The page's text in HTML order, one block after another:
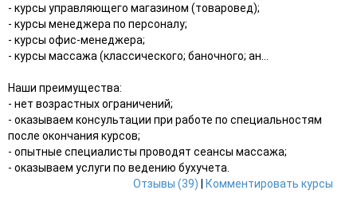
- курсы управляющего магазином (товаровед);
- курсы менеджера по персоналу;
- курсы офис-менеджера;
- курсы массажа (классического; баночного; ан...
Наши преимущества:
- нет возрастных ограничений;
- оказываем консультации при работе по специальностям
после окончания курсов;
- опытные специалисты проводят сеансы массажа;
- оказываем услуги по ведению бухучета.
Отзывы (39)
Комментировать курсы